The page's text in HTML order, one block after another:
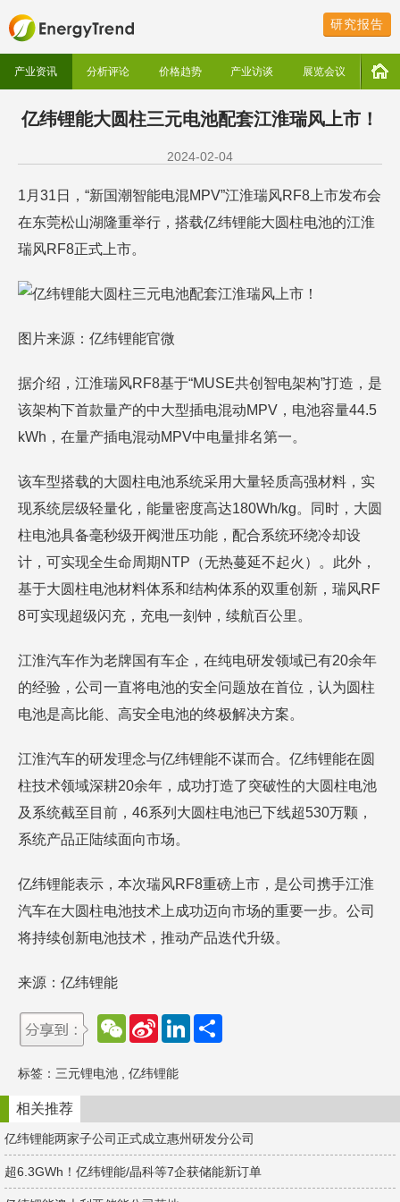
研究报告
产业资讯 分析评论 价格趋势 产业访谈 展览会议
亿纬锂能大圆柱三元电池配套江淮瑞风上市！
2024-02-04
1月31日，“新国潮智能电混MPV”江淮瑞风RF8上市发布会
在东莞松山湖隆重举行，搭载亿纬锂能大圆柱电池的江淮
瑞风RF8正式上市。
图片来源：亿纬锂能官微
据介绍，江淮瑞风RF8基于“MUSE共创智电架构”打造，是
该架构下首款量产的中大型插电混动MPV，电池容量44.5
kWh，在量产插电混动MPV中电量排名第一。
该车型搭载的大圆柱电池系统采用大量轻质高强材料，实
现系统层级轻量化，能量密度高达180Wh/kg。同时，大圆
柱电池具备毫秒级开阀泄压功能，配合系统环绕冷却设
计，可实现全生命周期NTP（无热蔓延不起火）。此外，
基于大圆柱电池材料体系和结构体系的双重创新，瑞风RF
8可实现超级闪充，充电一刻钟，续航百公里。
江淮汽车作为老牌国有车企，在纯电研发领域已有20余年
的经验，公司一直将电池的安全问题放在首位，认为圆柱
电池是高比能、高安全电池的终极解决方案。
江淮汽车的研发理念与亿纬锂能不谋而合。亿纬锂能在圆
柱技术领域深耕20余年，成功打造了突破性的大圆柱电池
及系统截至目前，46系列大圆柱电池已下线超530万颗，
系统产品正陆续面向市场。
亿纬锂能表示，本次瑞风RF8重磅上市，是公司携手江淮
汽车在大圆柱电池技术上成功迈向市场的重要一步。公司
将持续创新电池技术，推动产品迭代升级。
来源：亿纬锂能
W
e
a
t
S
W
e
b
o
L
d
n
标签： 三元锂电池 亿纬锂能
相关推荐
亿纬锂能两家子公司正式成立惠州研发分公司
超6.3GWh！亿纬锂能/晶科等7企获储能新订单